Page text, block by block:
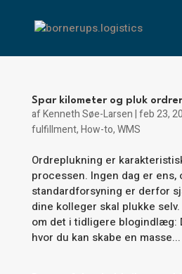
Spar kilometer og pluk
afKenneth Søe-Larsen|feb 23,
fulfillment,How-to,WMS
Ordreplukning er
processen. Ingen dag er ens,
standardforsyning er derfor
dine kolleger skal plukke
om det i tidligere blogindlæg:
hvor du kan skabe en masse...